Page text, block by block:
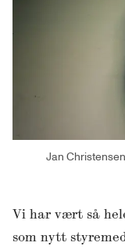
Jan
Vi har vært så
som nytt